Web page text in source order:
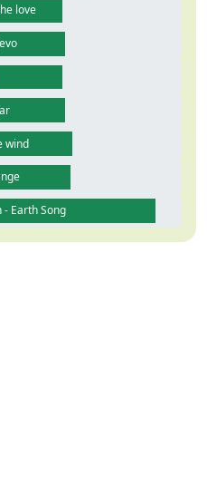
love
wind
- Earth Song